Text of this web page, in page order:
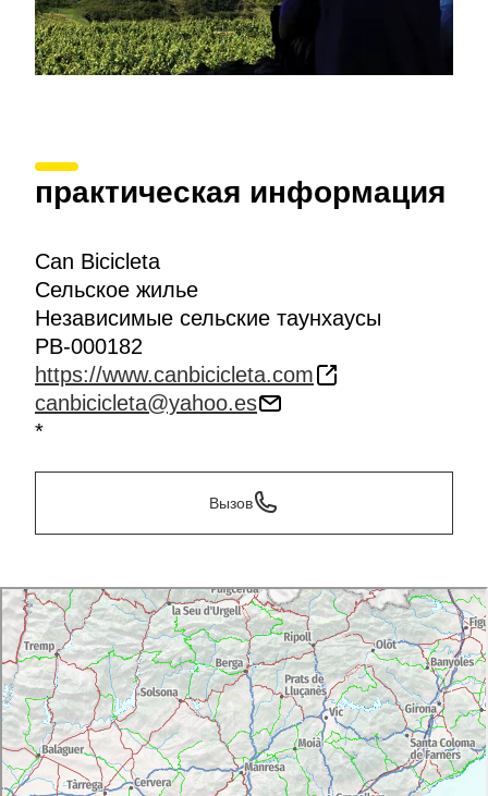
практическая информация
Can Bicicleta
Сельское жилье
Независимые сельские таунхаусы
PB-000182
https://www.canbicicleta.com
canbicicleta@yahoo.es
*
Вызов